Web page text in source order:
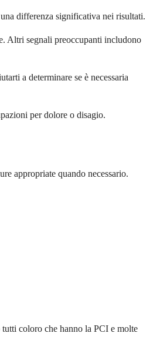
differenza significativa nei risultati.
Altri segnali preoccupanti includono
a determinare se è necessaria
per dolore o disagio.
appropriate quando necessario.
coloro che hanno la PCI e molte